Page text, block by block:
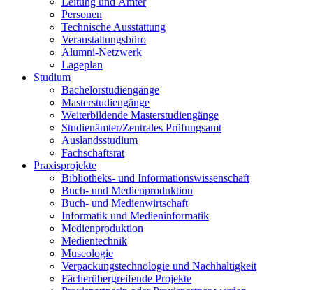
Personen
Technische Ausstattung
Veranstaltungsbüro
Alumni-Netzwerk
Lageplan
Studium
Bachelorstudiengänge
Masterstudiengänge
Weiterbildende Masterstudiengänge
Studienämter/Zentrales Prüfungsamt
Auslandsstudium
Fachschaftsrat
Praxisprojekte
Bibliotheks- und Informationswissenschaft
Buch- und Medienproduktion
Buch- und Medienwirtschaft
Informatik und Medieninformatik
Medienproduktion
Medientechnik
Museologie
Verpackungstechnologie und Nachhaltigkeit
Fächerübergreifende Projekte